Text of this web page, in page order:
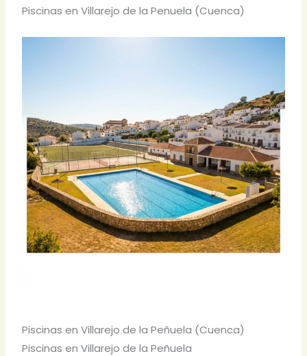
Piscinas en Villarejo de la Penuela (Cuenca)
Piscinas en Villarejo de la Peñuela (Cuenca)
Piscinas en Villarejo de la Peñuela